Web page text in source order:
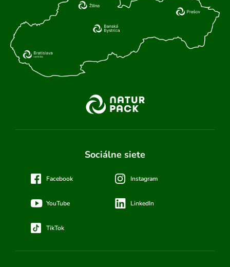
Sociálne siete
Facebook Instagram
YouTube LinkedIn
TikTok